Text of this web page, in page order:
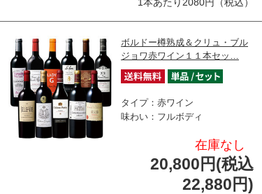
ボルドー樽熟成＆クリュ・ブル
ジョワ赤ワイン１１本セッ…
タイプ：赤ワイン
味わい：フルボディ
在庫なし
20,800円(税込
22,880円)